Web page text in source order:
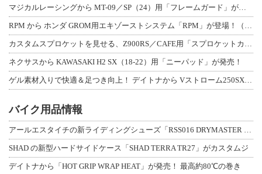
マジカルレーシングから MT-09／SP（24）用「フレームガード」が登場！
RPM から ホンダ GROM用エキゾーストシステム「RPM」が登場！（動画あり
カスタムスプロケットを見せる、Z900RS／CAFE用「スプロケットカバーフルキ
ネクサスから KAWASAKI H2 SX（18-22）用「ニーパッド」が発売！
ゲル素材入りで快適＆足つき向上！ デイトナから Vストローム250SX用「快適ロ
バイク用品情報
アールエスタイチの新ライディングシューズ「RSS016 DRYMASTER スト
SHAD の新型ハードサイドケース「SHAD TERRA TR27」がカスタムジ
デイトナから「HOT GRIP WRAP HEAT」が発売！ 最高約80℃の巻き